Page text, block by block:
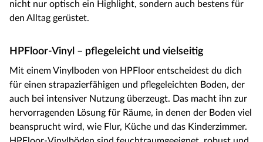
nicht nur optisch ein Highlight, sondern auch bestens für
den Alltag gerüstet.
HPFloor-Vinyl – pflegeleicht und vielseitig
Mit einem Vinylboden von HPFloor entscheidest du dich
für einen strapazierfähigen und pflegeleichten Boden, der
auch bei intensiver Nutzung überzeugt. Das macht ihn zur
hervorragenden Lösung für Räume, in denen der Boden viel
beansprucht wird, wie Flur, Küche und das Kinderzimmer.